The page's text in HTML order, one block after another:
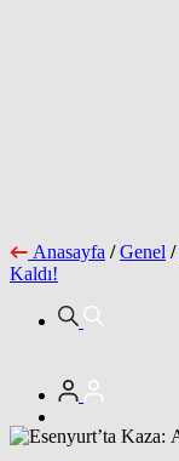
Anasayfa / Genel /
Kaldı!